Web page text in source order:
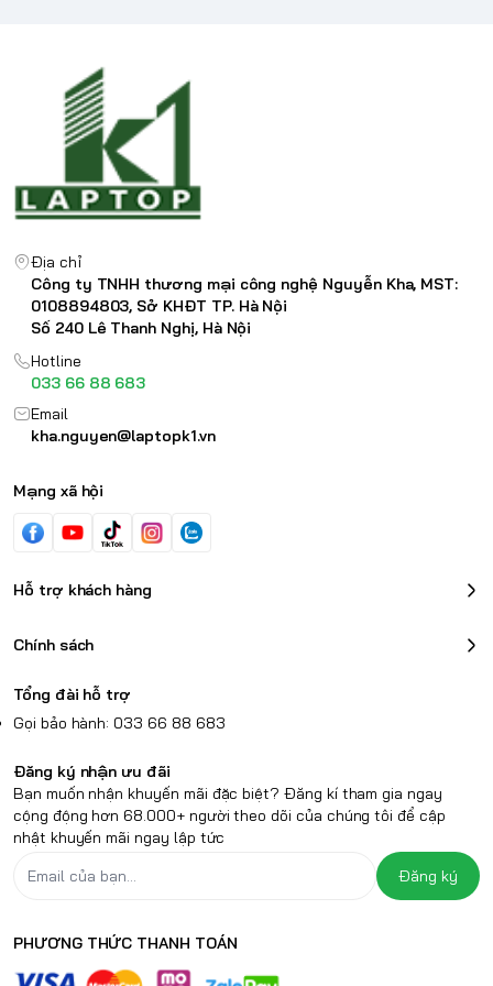
Địa chỉ
Công ty TNHH thương mại công nghệ Nguyễn Kha, MST:
0108894803, Sở KHĐT TP. Hà Nội
Số 240 Lê Thanh Nghị, Hà Nội
Hotline
033 66 88 683
Email
kha.nguyen@laptopk1.vn
Mạng xã hội
Hỗ trợ khách hàng
Chính sách
Tổng đài hỗ trợ
Gọi bảo hành: 033 66 88 683
Đăng ký nhận ưu đãi
Bạn muốn nhận khuyến mãi đặc biệt? Đăng kí tham gia ngay
cộng động hơn 68.000+ người theo dõi của chúng tôi để cập
nhật khuyến mãi ngay lập tức
Đăng ký
PHƯƠNG THỨC THANH TOÁN